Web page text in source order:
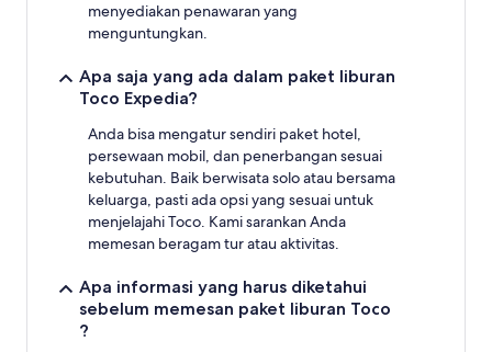
menyediakan penawaran yang
menguntungkan.
Apa saja yang ada dalam paket liburan
Toco Expedia?
Anda bisa mengatur sendiri paket hotel,
persewaan mobil, dan penerbangan sesuai
kebutuhan. Baik berwisata solo atau bersama
keluarga, pasti ada opsi yang sesuai untuk
menjelajahi Toco. Kami sarankan Anda
memesan beragam tur atau aktivitas.
Apa informasi yang harus diketahui
sebelum memesan paket liburan Toco
?